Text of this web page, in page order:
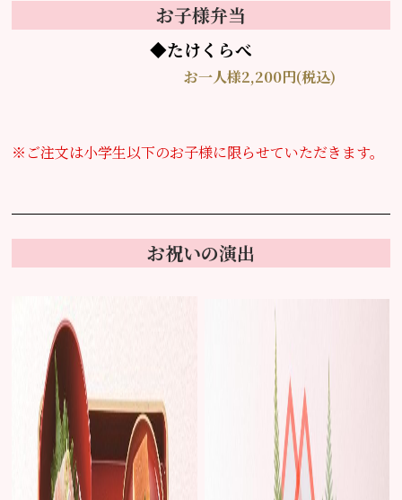
お子様弁当
◆たけくらべ
お一人様2,200円(税込)
※ご注文は小学生以下のお子様に限らせていただきます。
お祝いの演出